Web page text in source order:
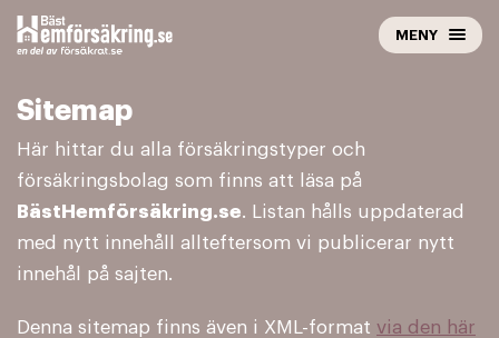
Hoppa
till
MENY
Sitemap
Här hittar du alla försäkringstyper och
försäkringsbolag som finns att läsa på
BästHemförsäkring.se. Listan hålls uppdaterad
med nytt innehåll allt­eftersom vi publicerar nytt
innehål på sajten.
Denna sitemap finns även i XML-format via den här